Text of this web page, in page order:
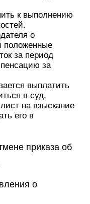
к выполнению
о
положенные
за период
за
выплатить
в суд,
на взыскание
его в
приказа об
о